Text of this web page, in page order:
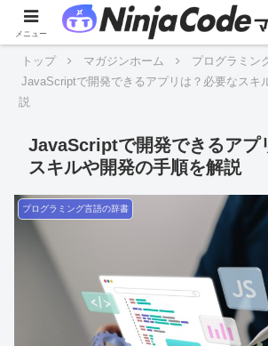
トップ マガジンホーム
プログラミン
JavaScriptで開発できるアプリは？必要なスキ
説
JavaScriptで開発できるアプ
スキルや開発の手順を解説
プログラミング言語の辞書
メニュー